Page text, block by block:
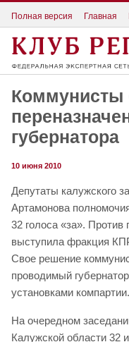
Полная версия Главная
Коммунисты
губернатора
10 июня 2010
Депутаты калужского
Артамонова
32 голоса «за». Против
выступила фракция
Свое решение
проводимый
установками компартии.
На очередном
Калужской области 32